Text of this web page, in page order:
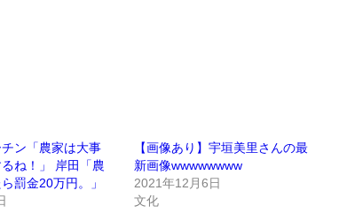
チン「農家は大事
ね！」 岸田「農
罰金20万円。」
【画像あり】宇垣美里さんの最
新画像wwwwwwww
2021年12月6日
文化